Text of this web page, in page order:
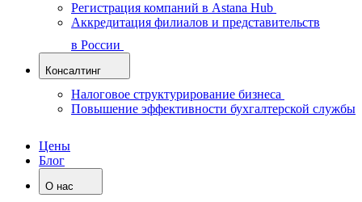
Регистрация компаний в Astana Hub
Аккредитация филиалов и представительств
в России
Консалтинг
Налоговое структурирование бизнеса
Повышение эффективности бухгалтерской службы
Цены
Блог
О нас